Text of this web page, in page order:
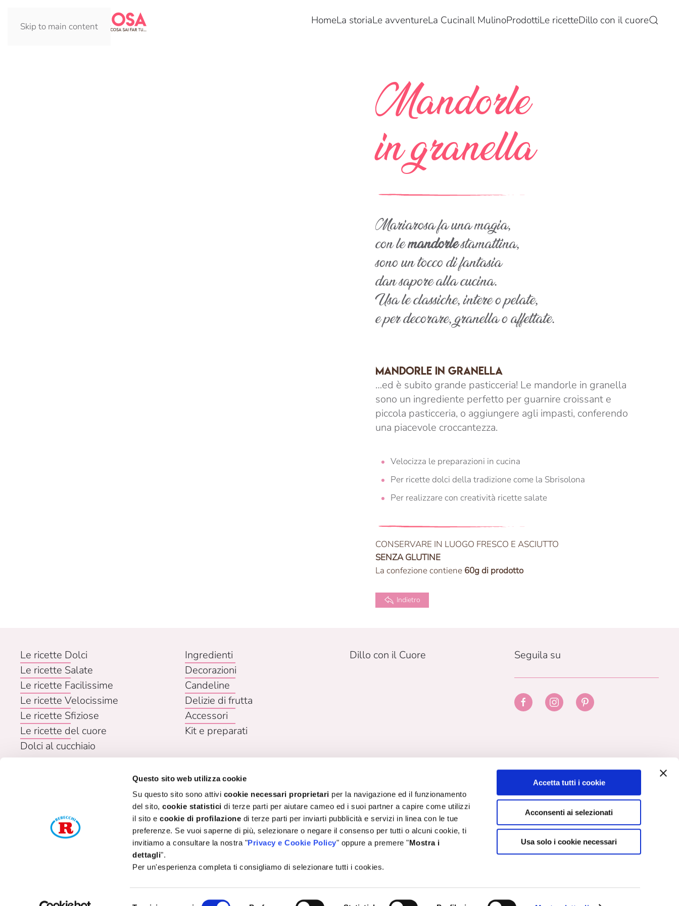
Questo sito web utilizza cookie
Su questo sito sono attivi cookie necessari proprietari per la navigazione ed il funzionamento
del sito,cookie statistici di terze parti per aiutare cameo ed i suoi partner a capire come utilizzi
il sito ecookie di profilazione di terze parti per inviarti pubblicità e servizi in linea con le tue
preferenze. Se vuoi saperne di più, selezionare o negare il consenso per tutti o alcuni cookie, ti
invitiamo a consultare la nostra "Privacy e Cookie Policy" oppure a premere "Mostra i
dettagli".
Per un'esperienza completa ti consigliamo di selezionare tutti i cookies.
Accetta tutti i cookie
Acconsenti ai selezionati
Usa solo i cookie necessari
Skip to main content HomeLa storiaLe avventureLa CucinaIl MulinoProdottiLe ricetteDillo con il cuore
Mandorle
in granella
Mariarosa fa una magia,
con lemandorlestamattina,
sono un tocco di fantasia
dan sapore alla cucina.
Usa le classiche, intere o pelate,
e per decorare, granella o affettate.
MANDORLE IN GRANELLA
…ed è subito grande pasticceria! Le mandorle in granella
sono un ingrediente perfetto per guarnire croissant e
piccola pasticceria, o aggiungere agli impasti, conferendo
una piacevole croccantezza.
Velocizza le preparazioni in cucina
Per ricette dolci della tradizione come la Sbrisolona
Per realizzare con creatività ricette salate
CONSERVARE IN LUOGO FRESCO E ASCIUTTO
SENZA GLUTINE
La confezione contiene 60g di prodotto
Indietro
Le ricette Dolci
Le ricette Salate
Le ricette Facilissime
Le ricette Velocissime
Le ricette Sfiziose
Le ricette del cuore
Dolci al cucchiaio
Ingredienti
Decorazioni
Candeline
Delizie di frutta
Accessori
Kit e preparati
Dillo con il Cuore Seguila su
© Rebecchi Food Systems S.p.A.
Cookies & Privacy Policy Compliance
Dichiarazione di accessibilità